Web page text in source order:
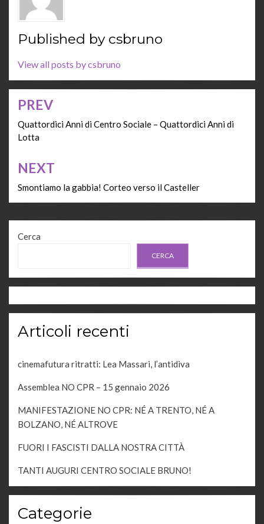
Published by csbruno
View all posts by csbruno
Navigazione
articoli
PREV
Quattordici Anni di Centro Sociale – Quattordici Anni di
Lotta
NEXT
Smontiamo la gabbia! Corteo verso il Casteller
Cerca
CERCA
Articoli recenti
cinemafutura ritratti: Lea Massari, l’antidiva
Assemblea NO CPR – 15 gennaio 2026
MANIFESTAZIONE NO CPR: NÉ A TRENTO, NÉ A
BOLZANO, NÉ ALTROVE
FUORI I FASCISTI DALLA NOSTRA CITTÀ
TANTI AUGURI CENTRO SOCIALE BRUNO!
Categorie